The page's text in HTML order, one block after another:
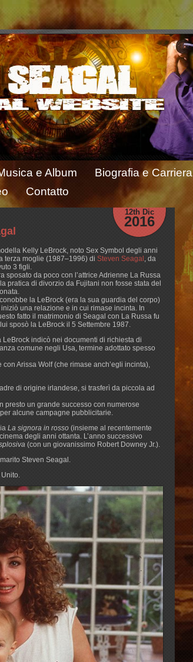
e Album Biografia e Carriera
Contatto
12th Dic
2016
Kelly LeBrock, noto Sex Symbol degli anni
terza moglie (1987–1996) di Steven Seagal , da
3 figli.
sposato da poco con l’attrice Adrienne La Russa
pratica di divorzio da Fujitani non fosse stata del
la LeBrock (era la sua guardia del corpo)
una relazione e in cui rimase incinta. In
fatto il matrimonio di Seagal con La Russa fu
sposò la LeBrock il 5 Settembre 1987.
LeBrock indicò nei documenti di richiesta di
comune negli Usa, termine adottato spesso
Arissa Wolf (che rimase anch’egli incinta),
di origine irlandese, si trasferì da piccola ad
presto un grande successo con numerose
alcune campagne pubblicitarie.
La signora in rosso (insieme al recentemente
degli anni ottanta. L’anno successivo
(con un giovanissimo Robert Downey Jr.).
Steven Seagal.